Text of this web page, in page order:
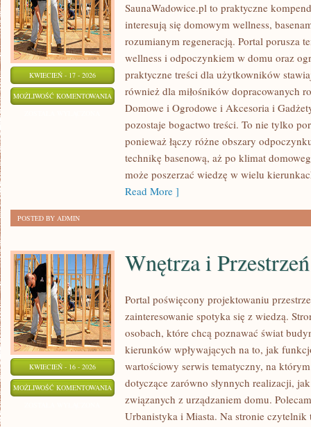
KWIECIEŃ - 17 - 2026
MOŻLIWOŚĆ KOMENTOWANIA PORADNIK
TECHNICZNY
SaunaWadowice.pl to praktyczne
interesują się domowym wellness,
rozumianym regeneracją. Portal porusza
wellness i odpoczynkiem w domu oraz
praktyczne treści dla użytkowników
również dla miłośników dopracowanych
Domowe i Ogrodowe i Akcesoria i
pozostaje bogactwo treści. To nie tylko
ponieważ łączy różne obszary
technikę basenową, aż po klimat
może poszerzać wiedzę w wielu
Read More ]
POSTED BY ADMIN
KWIECIEŃ - 16 - 2026
MOŻLIWOŚĆ KOMENTOWANIA WNĘTRZA
PRZESTRZEŃ
Wnętrza i Przestrzeń
Portal poświęcony projektowaniu
zainteresowanie spotyka się z wiedzą.
osobach, które chcą poznawać świat
kierunków wpływających na to, jak
wartościowy serwis tematyczny, na
dotyczące zarówno słynnych realizacji,
związanych z urządzaniem domu.
Urbanistyka i Miasta. Na stronie